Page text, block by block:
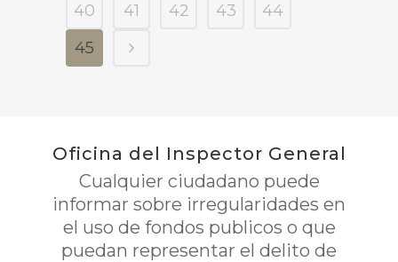
40
41 42 43
44
45
Oficina del Inspector General
Cualquier ciudadano puede
informar sobre irregularidades en
el uso de fondos publicos o que
puedan representar el delito de